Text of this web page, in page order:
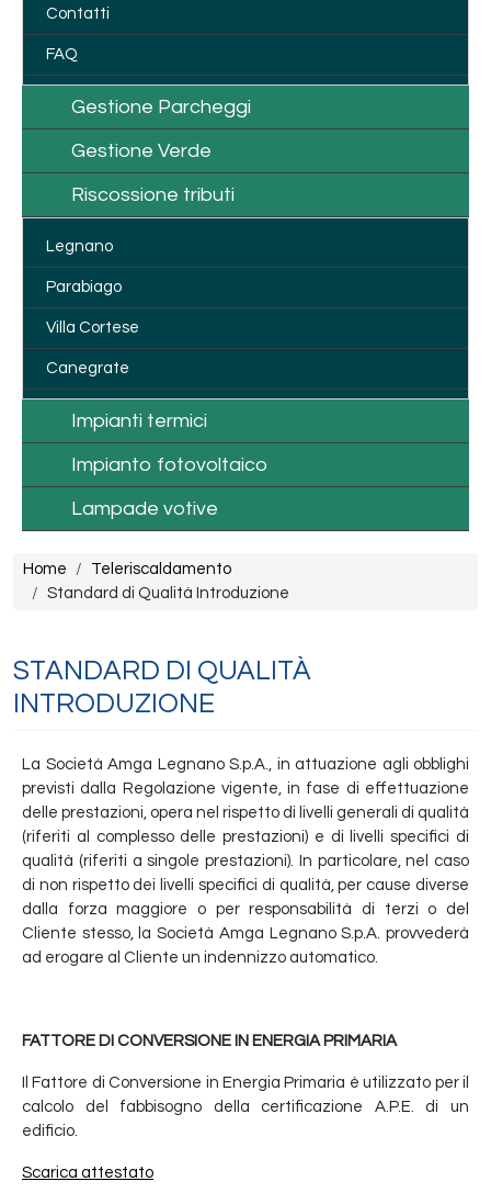
Contatti
FAQ
Gestione Parcheggi
Gestione Verde
Riscossione tributi
Legnano
Parabiago
Villa Cortese
Canegrate
Impianti termici
Impianto fotovoltaico
Lampade votive
Briciole di pane
Home
Teleriscaldamento
Standard di Qualità Introduzione
STANDARD DI QUALITÀ
INTRODUZIONE
La Società Amga Legnano S.p.A., in attuazione agli obblighi
previsti dalla Regolazione vigente, in fase di effettuazione
delle prestazioni, opera nel rispetto di livelli generali di qualità
(riferiti al complesso delle prestazioni) e di livelli specifici di
qualità (riferiti a singole prestazioni). In particolare, nel caso
di non rispetto dei livelli specifici di qualità, per cause diverse
dalla forza maggiore o per responsabilità di terzi o del
Cliente stesso, la Società Amga Legnano S.p.A. provvederà
ad erogare al Cliente un indennizzo automatico.
FATTORE DI CONVERSIONE IN ENERGIA PRIMARIA
Il Fattore di Conversione in Energia Primaria è utilizzato per il
calcolo del fabbisogno della certificazione A.P.E. di un
edificio.
Scarica attestato